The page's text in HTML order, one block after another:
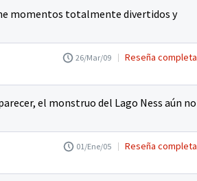
momentos totalmente divertidos y
26/Mar/09 Reseña completa
el monstruo del Lago Ness aún no
01/Ene/05 Reseña completa